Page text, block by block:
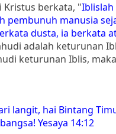
Kristus berkata, "
pembunuh manusia
dusta, ia berkata
adalah keturunan
keturunan Iblis,
langit, hai Bintang
Yesaya 14:12